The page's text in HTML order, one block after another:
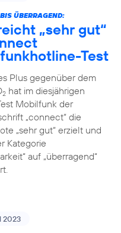
ÜBERRAGEND:
„sehr gut“
Test
Plus gegenüber dem
2hat im diesjährigen
Mobilfunk der
„connect“ die
„sehr gut“ erzielt und
Kategorie
auf „überragend“
2023